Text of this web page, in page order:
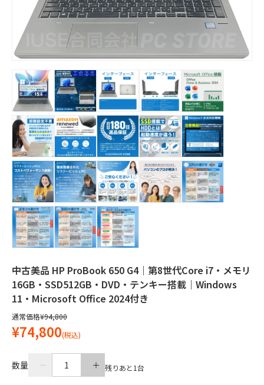
中古美品 HP ProBook 650 G4｜第8世代Core i7・メモリ
16GB・SSD512GB・DVD・テンキー搭載｜Windows
11・Microsoft Office 2024付き
通常価格¥94,800
¥74,800(税込)
数量 1 残りあと1台